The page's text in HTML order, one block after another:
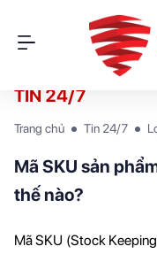
TIN 24/7
Trang chủ Tin 24/7
Mã SKU sản
thế nào?
Mã SKU (Stock